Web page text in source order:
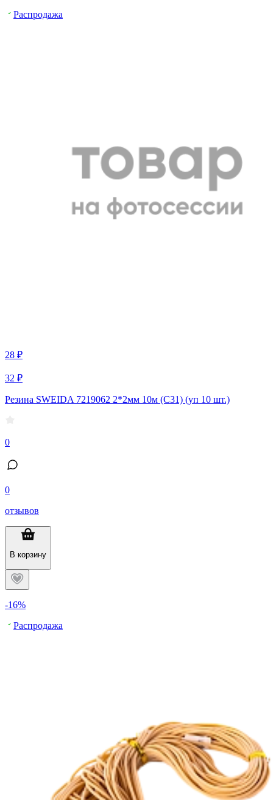
Распродажа
28 ₽
32 ₽
Резина SWEIDA 7219062 2*2мм 10м (С31) (уп 10 шт.)
0
0
отзывов
В корзину
-16%
Распродажа